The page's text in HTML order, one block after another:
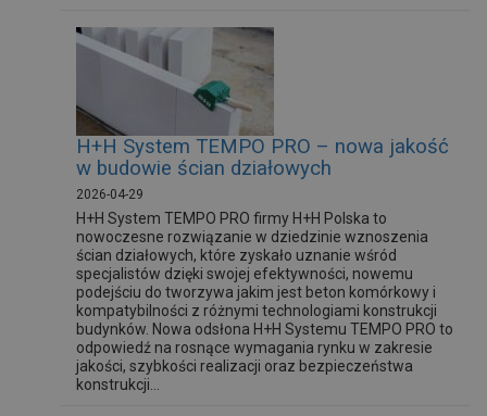
H+H System TEMPO PRO – nowa jakość
w budowie ścian działowych
2026-04-29
H+H System TEMPO PRO firmy H+H Polska to
nowoczesne rozwiązanie w dziedzinie wznoszenia
ścian działowych, które zyskało uznanie wśród
specjalistów dzięki swojej efektywności, nowemu
podejściu do tworzywa jakim jest beton komórkowy i
kompatybilności z różnymi technologiami konstrukcji
budynków. Nowa odsłona H+H Systemu TEMPO PRO to
odpowiedź na rosnące wymagania rynku w zakresie
jakości, szybkości realizacji oraz bezpieczeństwa
konstrukcji...